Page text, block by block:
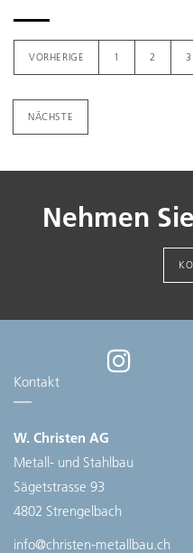
VORHERIGE 1 2 3
NÄCHSTE
Nehmen
Kontakt
W. Christen AG
Metall- und Stahlbau
Sägetstrasse 93
4802 Strengelbach
info@christen-metallbau.ch